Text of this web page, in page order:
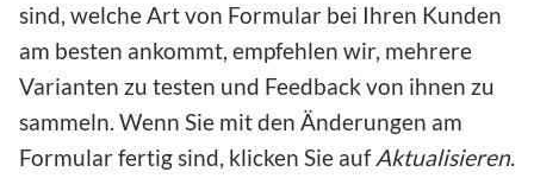
sind, welche Art von Formular bei Ihren Kunden
am besten ankommt, empfehlen wir, mehrere
Varianten zu testen und Feedback von ihnen zu
sammeln. Wenn Sie mit den Änderungen am
Formular fertig sind, klicken Sie aufAktualisieren.